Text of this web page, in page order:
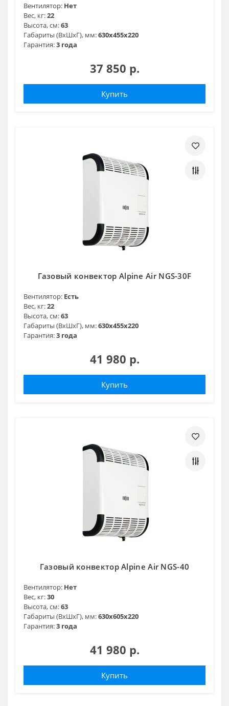
Вентилятор: Нет
Вес, кг:22
Высота, см:63
Габариты (ВхШхГ), мм:630х455х220
Гарантия:3 года
37 850 р.
Купить
Газовый конвектор Alpine Air NGS-30F
Вентилятор: Есть
Вес, кг:22
Высота, см:63
Габариты (ВхШхГ), мм:630х455х220
Гарантия:3 года
41 980 р.
Купить
Газовый конвектор Alpine Air NGS-40
Вентилятор: Нет
Вес, кг:30
Высота, см:63
Габариты (ВхШхГ), мм:630х605х220
Гарантия:3 года
41 980 р.
Купить